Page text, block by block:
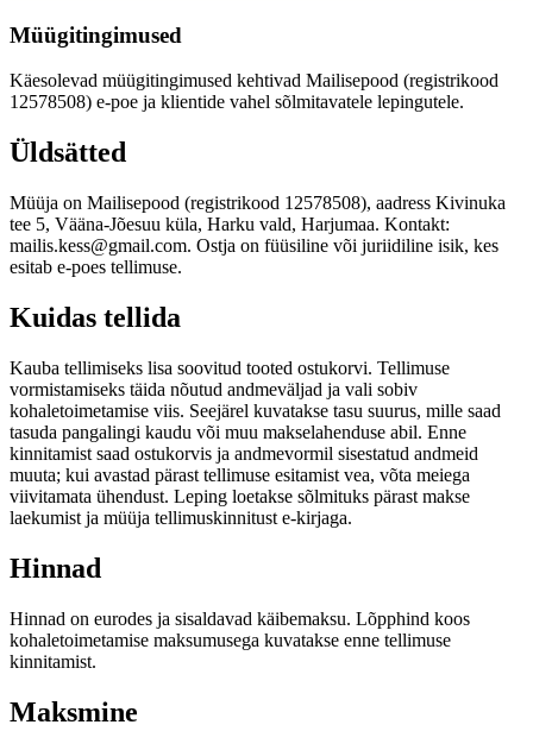
Müügitingimused
Käesolevad müügitingimused kehtivad Mailisepood (registrikood
12578508) e-poe ja klientide vahel sõlmitavatele lepingutele.
Üldsätted
Müüja on Mailisepood (registrikood 12578508), aadress Kivinuka
tee 5, Vääna-Jõesuu küla, Harku vald, Harjumaa. Kontakt:
mailis.kess@gmail.com. Ostja on füüsiline või juriidiline isik, kes
esitab e-poes tellimuse.
Kuidas tellida
Kauba tellimiseks lisa soovitud tooted ostukorvi. Tellimuse
vormistamiseks täida nõutud andmeväljad ja vali sobiv
kohaletoimetamise viis. Seejärel kuvatakse tasu suurus, mille saad
tasuda pangalingi kaudu või muu makselahenduse abil. Enne
kinnitamist saad ostukorvis ja andmevormil sisestatud andmeid
muuta; kui avastad pärast tellimuse esitamist vea, võta meiega
viivitamata ühendust. Leping loetakse sõlmituks pärast makse
laekumist ja müüja tellimuskinnitust e-kirjaga.
Hinnad
Hinnad on eurodes ja sisaldavad käibemaksu. Lõpphind koos
kohaletoimetamise maksumusega kuvatakse enne tellimuse
kinnitamist.
Maksmine